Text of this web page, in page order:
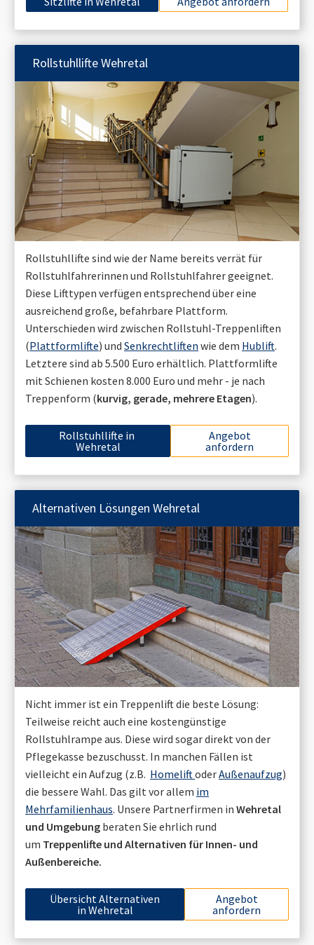
RollstuhllifteWehretal
Rollstuhllifte sind wie der Name bereits verrät für
Rollstuhlfahrerinnen und Rollstuhlfahrer geeignet.
Diese Lifttypen verfügen entsprechend über eine
ausreichend große, befahrbare Plattform.
Unterschieden wird zwischen Rollstuhl-Treppenliften
(Plattformlifte) und Senkrechtliften wie dem Hublift.
Letztere sind ab 5.500 Euro erhältlich. Plattformlifte
mit Schienen kosten 8.000 Euro und mehr - je nach
Treppenform (kurvig, gerade, mehrere Etagen).
Rollstuhllifte in
Wehretal
Angebot
anfordern
Alternativen Lösungen Wehretal
Nicht immer ist ein Treppenlift die beste Lösung:
Teilweise reicht auch eine kostengünstige
Rollstuhlrampe aus. Diese wird sogar direkt von der
Pflegekasse bezuschusst. In manchen Fällen ist
vielleicht ein Aufzug (z.B. HomeliftoderAußenaufzug)
die bessere Wahl. Das gilt vor allem im
Mehrfamilienhaus. Unsere Partnerfirmen in Wehretal
und Umgebung beraten Sie ehrlich rund
um Treppenlifte und Alternativen für Innen- und
Außenbereiche.
Übersicht Alternativen
in Wehretal
Angebot
anfordern